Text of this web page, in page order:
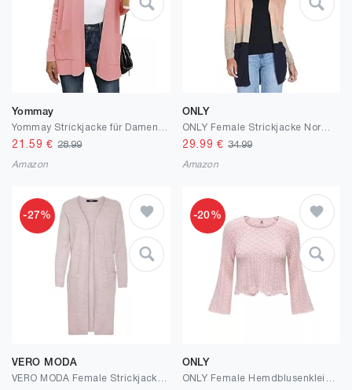
Yommay
21.59 €28.99
Amazon
ONLY
ONLY Female Strickjacke Normal geschnitten V-Ausschnitt Strickjacke
29.99 € 34.99
Amazon
-27%
VERO MODA
-20%
ONLY